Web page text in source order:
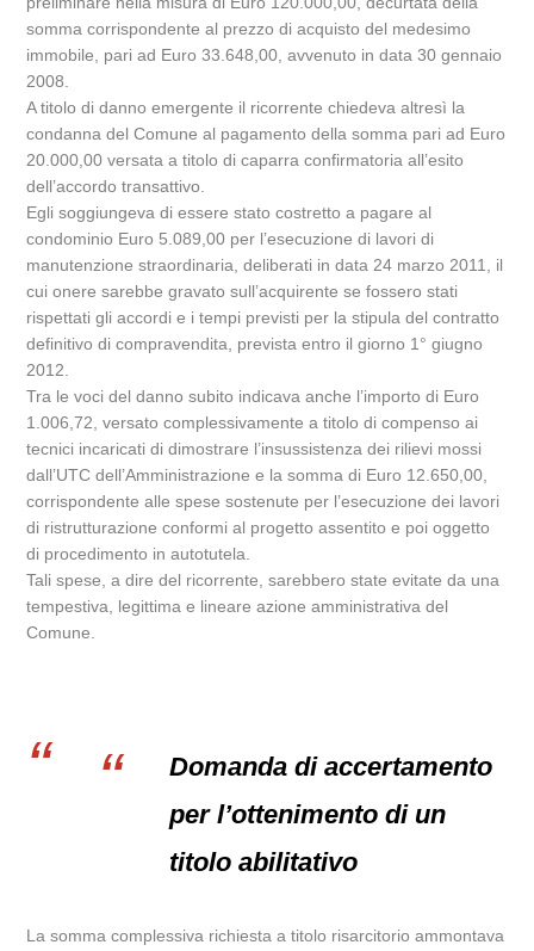
somma corrispondente al prezzo di acquisto del medesimo
immobile, pari ad Euro 33.648,00, avvenuto in data 30 gennaio
2008.
A titolo di danno emergente il ricorrente chiedeva altresì la
condanna del Comune al pagamento della somma pari ad Euro
20.000,00 versata a titolo di caparra confirmatoria all’esito
dell’accordo transattivo.
Egli soggiungeva di essere stato costretto a pagare al
condominio Euro 5.089,00 per l’esecuzione di lavori di
manutenzione straordinaria, deliberati in data 24 marzo 2011, il
cui onere sarebbe gravato sull’acquirente se fossero stati
rispettati gli accordi e i tempi previsti per la stipula del contratto
definitivo di compravendita, prevista entro il giorno 1° giugno
2012.
Tra le voci del danno subito indicava anche l’importo di Euro
1.006,72, versato complessivamente a titolo di compenso ai
tecnici incaricati di dimostrare l’insussistenza dei rilievi mossi
dall’UTC dell’Amministrazione e la somma di Euro 12.650,00,
corrispondente alle spese sostenute per l’esecuzione dei lavori
di ristrutturazione conformi al progetto assentito e poi oggetto
di procedimento in autotutela.
Tali spese, a dire del ricorrente, sarebbero state evitate da una
tempestiva, legittima e lineare azione amministrativa del
Comune.
Domanda di accertamento
per l’ottenimento di un
titolo abilitativo
La somma complessiva richiesta a titolo risarcitorio ammontava